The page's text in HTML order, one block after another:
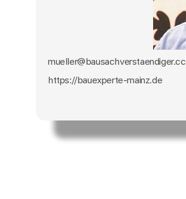
mueller@bausachverstaendiger.cc
https://bauexperte-mainz.de